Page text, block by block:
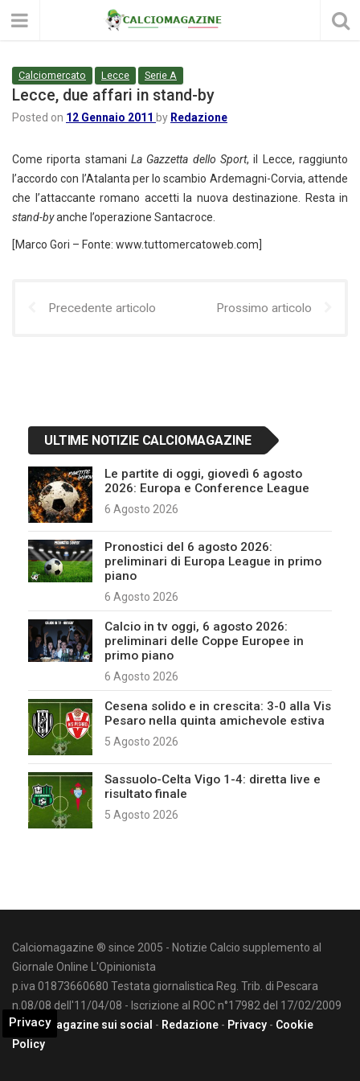
Calciomercato Lecce Serie A
Lecce, due affari in stand-by
Posted on 12 Gennaio 2011 by Redazione
Come riporta stamani La Gazzetta dello Sport, il Lecce, raggiunto
l’accordo con l’Atalanta per lo scambio Ardemagni-Corvia, attende
che l’attaccante romano accetti la nuova destinazione. Resta in
stand-byanche l’operazione Santacroce.
[Marco Gori – Fonte: www.tuttomercatoweb.com]
Precedente articolo Prossimo articolo
ULTIME NOTIZIE CALCIOMAGAZINE
Le partite di oggi, giovedì 6 agosto
2026: Europa e Conference League
6 Agosto 2026
Pronostici del 6 agosto 2026:
preliminari di Europa League in primo
piano
6 Agosto 2026
Calcio in tv oggi, 6 agosto 2026:
preliminari delle Coppe Europee in
primo piano
6 Agosto 2026
Cesena solido e in crescita: 3-0 alla Vis
Pesaro nella quinta amichevole estiva
5 Agosto 2026
Sassuolo-Celta Vigo 1-4: diretta live e
risultato finale
5 Agosto 2026
Calciomagazine ® since 2005 - Notizie Calcio supplemento al
Giornale Online L'Opinionista
p.iva 01873660680 Testata giornalistica Reg. Trib. di Pescara
n.08/08 dell'11/04/08 - Iscrizione al ROC n°17982 del 17/02/2009
Calciomagazine sui social - Redazione - Privacy - Cookie
Policy
Privacy